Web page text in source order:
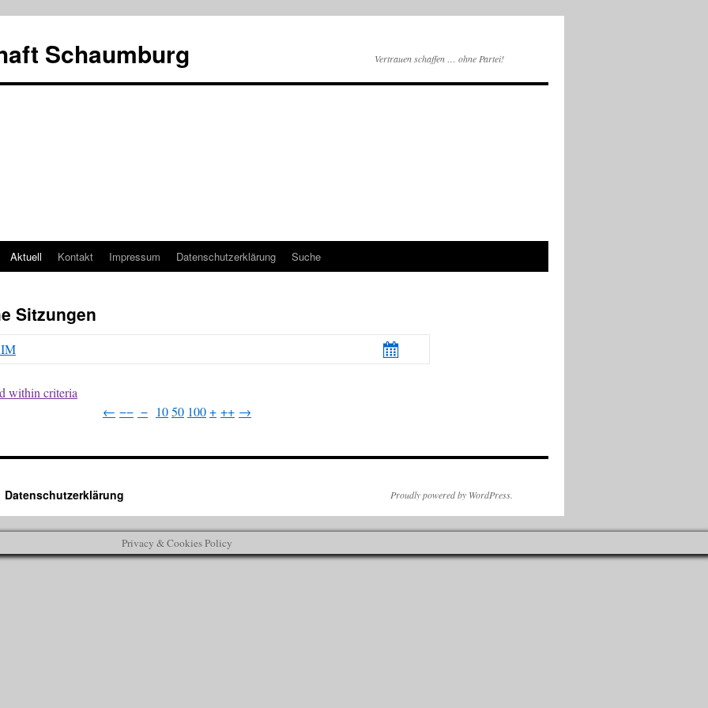
Schaumburg Vertrauen schaffen … ohne Partei!
Aktuell Kontakt Impressum Datenschutzerklärung Suche
Sitzungen
within criteria
← −− − 1050 100+ ++ →
Datenschutzerklärung Proudly powered by WordPress.
Privacy & Cookies Policy